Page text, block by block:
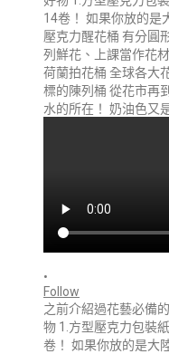
•
Follow
之前介紹過花藝必備
物 1.方型壓克力包裝
卷！ 如果你放的是大